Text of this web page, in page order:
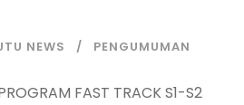
NEWS PENGUMUMAN
FAST TRACK S1-S2